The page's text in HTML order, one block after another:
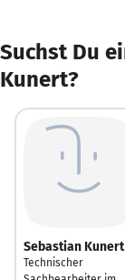
Suchst Du
Kunert?
Sebastian Kunert
Technischer